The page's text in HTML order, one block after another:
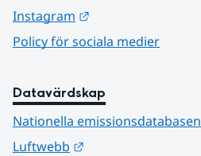
Instagram
Policy för sociala medier
Datavärdskap
Nationella emissionsdatabasen
Luftwebb